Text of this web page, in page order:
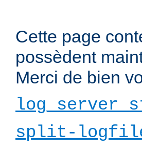
Cette page
possèdent
Merci de bien
split-